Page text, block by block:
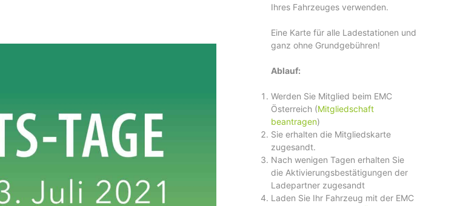
Ihres Fahrzeuges verwenden.
Eine Karte für alle Ladestationen und
ganz ohne Grundgebühren!
Ablauf:
Werden Sie Mitglied beim EMC
Österreich (Mitgliedschaft
beantragen)
Sie erhalten die Mitgliedskarte
zugesandt.
Nach wenigen Tagen erhalten Sie
die Aktivierungsbestätigungen der
Ladepartner zugesandt
Laden Sie Ihr Fahrzeug mit der EMC